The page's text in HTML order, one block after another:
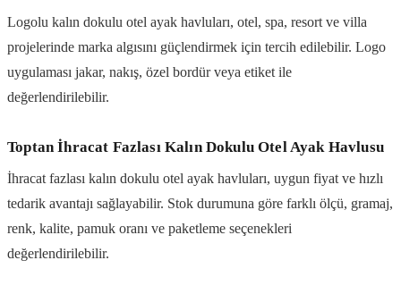
Logolu kalın dokulu otel ayak havluları, otel, spa, resort ve villa
projelerinde marka algısını güçlendirmek için tercih edilebilir. Logo
uygulaması jakar, nakış, özel bordür veya etiket ile
değerlendirilebilir.
Toptan İhracat Fazlası Kalın Dokulu Otel Ayak Havlusu
İhracat fazlası kalın dokulu otel ayak havluları, uygun fiyat ve hızlı
tedarik avantajı sağlayabilir. Stok durumuna göre farklı ölçü, gramaj,
renk, kalite, pamuk oranı ve paketleme seçenekleri
değerlendirilebilir.